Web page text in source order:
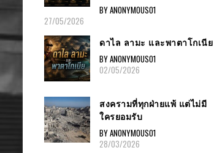
BY ANONYMOUS01
27/05/2026
ดาไล ลามะ และพาตาโกเนีย
BY ANONYMOUS01
02/05/2026
สงครามที่ทุกฝ่ายแพ้ แต่ไม่มี
ใครยอมรับ
BY ANONYMOUS01
28/03/2026